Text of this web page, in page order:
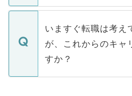
関を公にしてしまうと
に、医療機関が求める
みを人材紹介会社に依
ています。
定を承諾する必要はあ
の辞退の連絡はキャリ
個人情報が漏えいする
で、ご安心ください。
などで収集したご登録
ご本人のキャリアアッ
支援を目的に使用いた
ているすべての個人デ
いますぐ転職は考え
が、これからのキャ
すか？